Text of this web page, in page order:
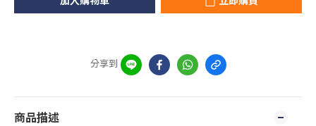
分享到
商品描述